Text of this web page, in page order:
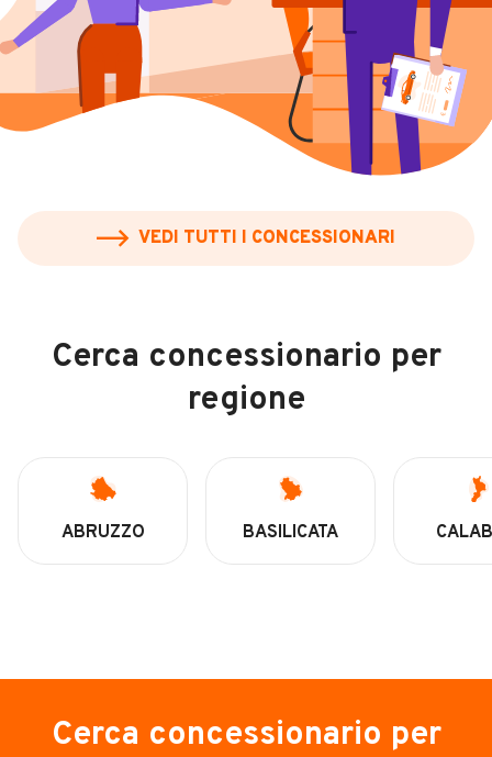
Veicoli Commerciali
Concessionari
VEDI TUTTI I CONCESSIONARI
Cerca concessionario per
regione
ABRUZZO BASILICATA
Cerca concessionario per